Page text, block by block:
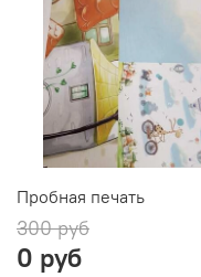
Пробная печать
300 руб
0 руб